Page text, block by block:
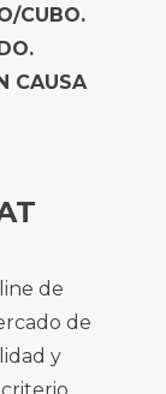
CUBO.
CAUSA
de
de
y